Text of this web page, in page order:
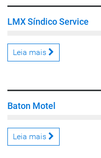
LMX Síndico Service
Leia mais
Baton Motel
Leia mais